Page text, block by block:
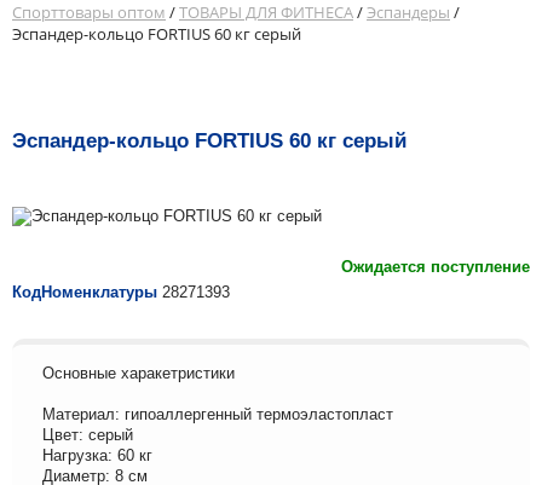
Спорттовары оптом /ТОВАРЫ ДЛЯ ФИТНЕСА/Эспандеры /
Эспандер-кольцо FORTIUS 60 кг серый
Эспандер-кольцо FORTIUS 60 кг серый
Ожидается поступление
КодНоменклатуры 28271393
Основные харакетристики
Материал: гипоаллергенный термоэластопласт
Цвет: серый
Нагрузка: 60 кг
Диаметр: 8 см